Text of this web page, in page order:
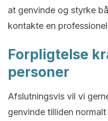
at genvinde og styrke
kontakte en
Forpligtelse
personer
Afslutningsvis vil vi
genvinde tilliden